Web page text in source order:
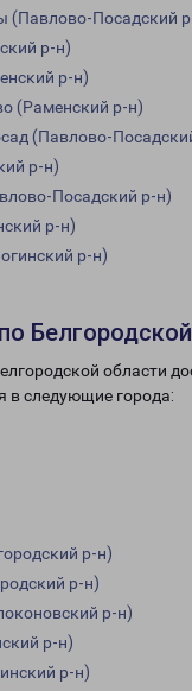
(Павлово-Посадский
р-н)
р-н)
(Раменский р-н)
(Павлово-
р-н)
Посадский р-н)
р-н)
р-н)
области
в следующие города:
р-н)
р-н)
р-н)
р-н)
р-н)